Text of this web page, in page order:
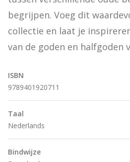
begrijpen. Voeg dit
collectie en laat je
van de goden en halfgoden
ISBN
9789401920711
Taal
Nederlands
Bindwijze